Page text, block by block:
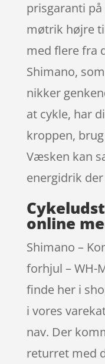
prisgaranti på
møtrik højre
med flere fra
Shimano,
nikker
at cykle, har
kroppen,
Væsken kan
energidrik
online
Shimano –
forhjul – WH-
finde her i
i vores
nav. Der
returret med